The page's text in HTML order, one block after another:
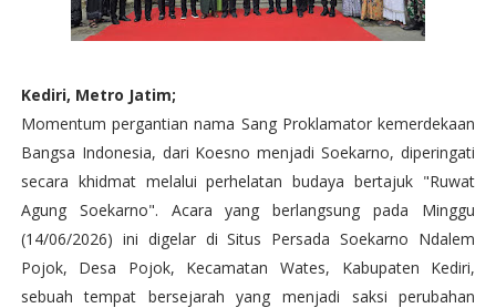
Kediri, Metro Jatim;
Momentum pergantian nama Sang Proklamator kemerdekaan
Bangsa Indonesia, dari Koesno menjadi Soekarno, diperingati
secara khidmat melalui perhelatan budaya bertajuk "Ruwat
Agung Soekarno". Acara yang berlangsung pada Minggu
(14/06/2026) ini digelar di Situs Persada Soekarno Ndalem
Pojok, Desa Pojok, Kecamatan Wates, Kabupaten Kediri,
sebuah tempat bersejarah yang menjadi saksi perubahan